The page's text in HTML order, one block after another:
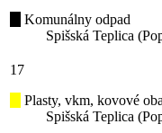
Komunálny odpad
Spišská Teplica
17
Plasty, vkm, kovové
Spišská Teplica